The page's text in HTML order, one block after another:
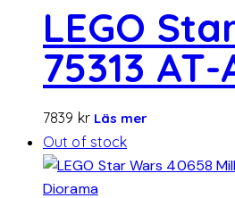
LEGO
75313 AT-
7839 kr Läs mer
Out of stock